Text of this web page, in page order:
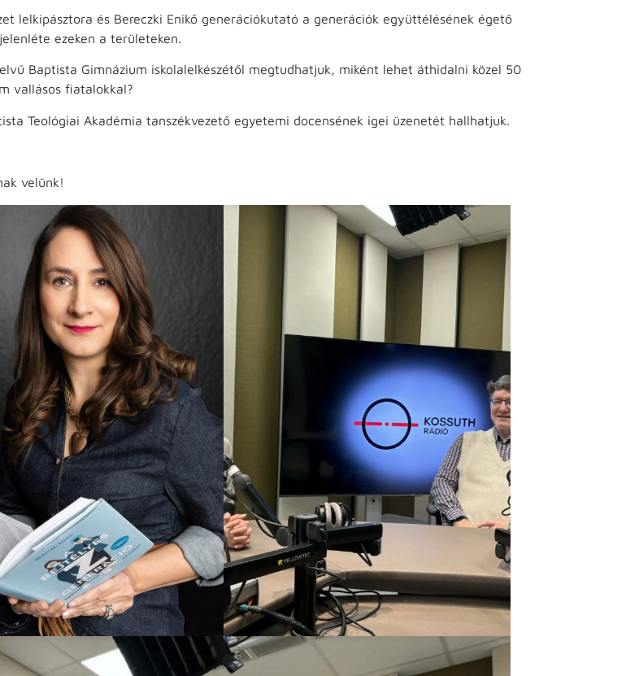
lelkipásztora és Bereczki Enikő generációkutató a generációk együttélésének égető
ezeken a területeken.
Baptista Gimnázium iskolalelkészétől megtudhatjuk, miként lehet áthidalni közel 50
vallásos fiatalokkal?
Teológiai Akadémia tanszékvezető egyetemi docensének igei üzenetét hallhatjuk.
velünk!